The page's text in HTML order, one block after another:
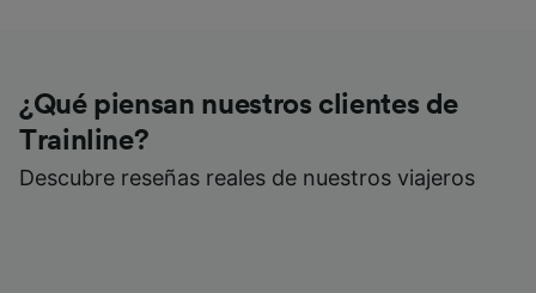
¿Qué piensan nuestros clientes de
Trainline?
Descubre reseñas reales de nuestros viajeros